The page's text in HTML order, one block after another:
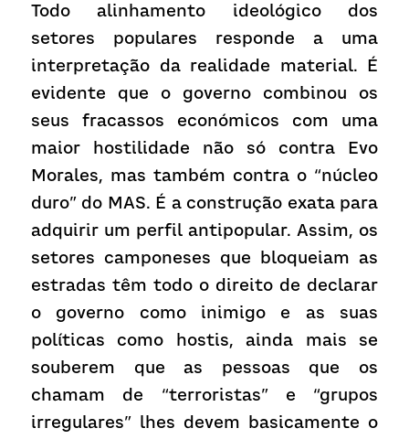
Todo alinhamento ideológico dos
setores populares responde a uma
interpretação da realidade material. É
evidente que o governo combinou os
seus fracassos económicos com uma
maior hostilidade não só contra Evo
Morales, mas também contra o “núcleo
duro” do MAS. É a construção exata para
adquirir um perfil antipopular. Assim, os
setores camponeses que bloqueiam as
estradas têm todo o direito de declarar
o governo como inimigo e as suas
políticas como hostis, ainda mais se
souberem que as pessoas que os
chamam de “terroristas” e “grupos
irregulares” lhes devem basicamente o